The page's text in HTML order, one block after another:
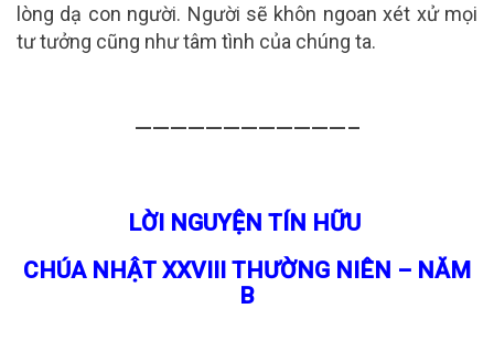
lòng dạ con người. Người sẽ khôn ngoan xét xử mọi
tư tưởng cũng như tâm tình của chúng ta.
————————————–
LỜI NGUYỆN TÍN HỮU
CHÚA NHẬT XXVIII THƯỜNG NIÊN – NĂM
B